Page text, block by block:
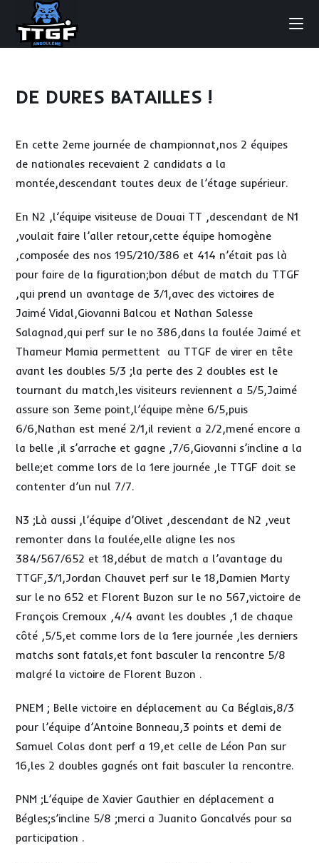
content
DE DURES BATAILLES !
En cette 2eme journée de championnat,nos 2 équipes
de nationales recevaient 2 candidats a la
montée,descendant toutes deux de l’étage supérieur.
En N2 ,l’équipe visiteuse de Douai TT ,descendant de N1
,voulait faire l’aller retour,cette équipe homogène
,composée des nos 195/210/386 et 414 n’était pas là
pour faire de la figuration;bon début de match du TTGF
,qui prend un avantage de 3/1,avec des victoires de
Jaimé Vidal,Giovanni Balcou et Nathan Salesse
Salagnad,qui perf sur le no 386,dans la foulée Jaimé et
Thameur Mamia permettent au TTGF de virer en tête
avant les doubles 5/3 ;la perte des 2 doubles est le
tournant du match,les visiteurs reviennent a 5/5,Jaimé
assure son 3eme point,l’équipe mène 6/5,puis
6/6,Nathan est mené 2/1,il revient a 2/2,mené encore a
la belle ,il s’arrache et gagne ,7/6,Giovanni s’incline a la
belle;et comme lors de la 1ere journée ,le TTGF doit se
contenter d’un nul 7/7.
N3 ;Là aussi ,l’équipe d’Olivet ,descendant de N2 ,veut
remonter dans la foulée,elle aligne les nos
384/567/652 et 18,début de match a l’avantage du
TTGF,3/1,Jordan Chauvet perf sur le 18,Damien Marty
sur le no 652 et Florent Buzon sur le no 567,victoire de
François Cremoux ,4/4 avant les doubles ,1 de chaque
côté ,5/5,et comme lors de la 1ere journée ,les derniers
matchs sont fatals,et font basculer la rencontre 5/8
malgré la victoire de Florent Buzon .
PNEM ; Belle victoire en déplacement au Ca Béglais,8/3
pour l’équipe d’Antoine Bonneau,3 points et demi de
Samuel Colas dont perf a 19,et celle de Léon Pan sur
16,les 2 doubles gagnés ont fait basculer la rencontre.
PNM ;L’équipe de Xavier Gauthier en déplacement a
Bégles;s’incline 5/8 ;merci a Juanito Goncalvés pour sa
participation .